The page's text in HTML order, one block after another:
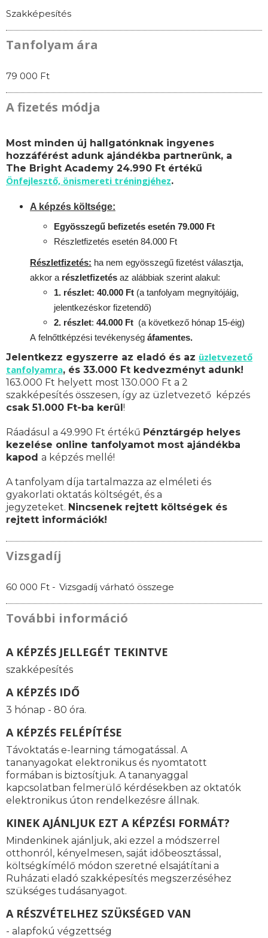
Szakképesítés
Tanfolyam ára
79 000 Ft
A fizetés módja
Most minden új hallgatónknak ingyenes
hozzáférést adunk ajándékba partnerünk, a
The Bright Academy 24.990 Ft értékű
Önfejlesztő, önismereti tréningjéhez.
A képzés költsége:
Egyösszegű befizetés esetén 79.000 Ft
Részletfizetés esetén 84.000 Ft
Részletfizetés: ha nem egyösszegű fizetést választja,
akkor a részletfizetés az alábbiak szerint alakul:
1. részlet: 40.000 Ft (a tanfolyam megnyitójáig,
jelentkezéskor fizetendő)
2. részlet: 44.000 Ft (a következő hónap 15-éig)
A felnőttképzési tevékenység áfamentes.
Jelentkezz egyszerre az eladó és az üzletvezető
tanfolyamra, és 33.000 Ft kedvezményt adunk!
163.000 Ft helyett most 130.000 Ft a 2
szakképesítés összesen, így az üzletvezető képzés
csak 51.000 Ft-ba kerül !
Ráadásul a 49.990 Ft értékű Pénztárgép helyes
kezelése online tanfolyamot most ajándékba
kapod a képzés mellé!
A tanfolyam díja tartalmazza az elméleti és
gyakorlati oktatás költségét, és a
jegyzeteket. Nincsenek rejtett költségek és
rejtett információk!
Vizsgadíj
60 000 Ft - Vizsgadíj várható összege
További információ
A KÉPZÉS JELLEGÉT TEKINTVE
szakképesítés
A KÉPZÉS IDŐ
3 hónap - 80 óra.
A KÉPZÉS FELÉPÍTÉSE
Távoktatás e-learning támogatással. A
tananyagokat elektronikus és nyomtatott
formában is biztosítjuk. A tananyaggal
kapcsolatban felmerülő kérdésekben az oktatók
elektronikus úton rendelkezésre állnak.
KINEK AJÁNLJUK EZT A KÉPZÉSI FORMÁT?
Mindenkinek ajánljuk, aki ezzel a módszerrel
otthonról, kényelmesen, saját időbeosztással,
költségkímélő módon szeretné elsajátítani a
Ruházati eladó szakképesítés megszerzéséhez
szükséges tudásanyagot.
A RÉSZVÉTELHEZ SZÜKSÉGED VAN
- alapfokú végzettség